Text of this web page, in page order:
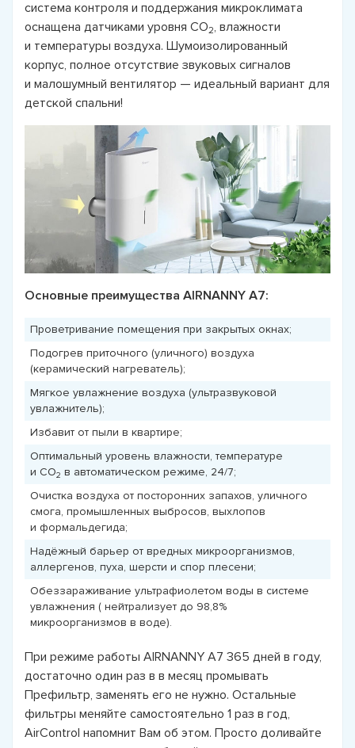
система контроля и поддержания микроклимата
оснащена датчиками уровня СО2, влажности
и температуры воздуха. Шумоизолированный
корпус, полное отсутствие звуковых сигналов
и малошумный вентилятор — идеальный вариант для
детской спальни!
Основные преимущества AIRNANNY A7:
Проветривание помещения при закрытых окнах;
Подогрев приточного (уличного) воздуха
(керамический нагреватель);
Мягкое увлажнение воздуха (ультразвуковой
увлажнитель);
Избавит от пыли в квартире;
Оптимальный уровень влажности, температурe
и СО2 в автоматическом режиме, 24/7;
Очистка воздуха от посторонних запахов, уличного
смога, промышленных выбросов, выхлопов
и формальдегида;
Надёжный барьер от вредных микроорганизмов,
аллергенов, пуха, шерсти и спор плесени;
Обеззараживание ультрафиолетом воды в системе
увлажнения ( нейтрализует до 98,8%
микроорганизмов в воде).
При режиме работы AIRNANNY A7 365 дней в году,
достаточно один раз в в месяц промывать
Префильтр, заменять его не нужно. Остальные
фильтры меняйте самостоятельно 1 раз в год,
AirControl напомнит Вам об этом. Просто доливайте